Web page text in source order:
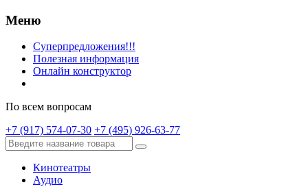
Меню
Суперпредложения!!!
Полезная информация
Онлайн конструктор
По всем вопросам
+7 (917) 574-07-30 +7 (495) 926-63-77
Кинотеатры
Аудио